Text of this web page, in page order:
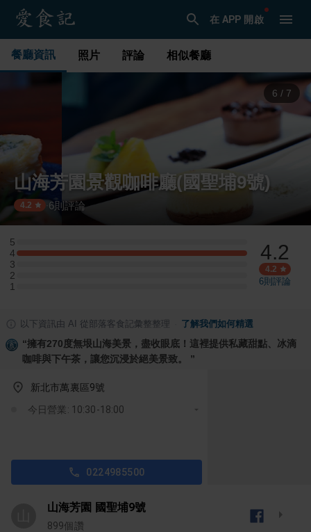
在 APP 開啟
餐廳資訊 照片 評論 相似餐廳
6 / 7
山海芳園景觀咖啡廳(國聖埔9號)
4.2 6則評論
5
5 星：0 則評論
4
4 星：2 則評論
3
3 星：0 則評論
2
2 星：0 則評論
1
1 星：0 則評論
4.2
4.2
6則評論
以下資訊由 AI 從部落客食記彙整整理 了解我們如何精選
“擁有270度無垠山海美景，盡收眼底！這裡提供私藏甜點、冰滴
咖啡與下午茶，讓您沉浸於絕美景致。 ”
新北市萬裏區9號
今日營業: 10:30-18:00
0224985500
山海芳園 國聖埔9號
899個讚